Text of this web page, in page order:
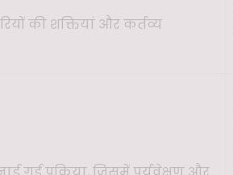
की शक्तियां और कर्तव्य